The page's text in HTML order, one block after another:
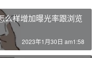
么样增加曝光率跟浏览
2023年1月30日 am1:58